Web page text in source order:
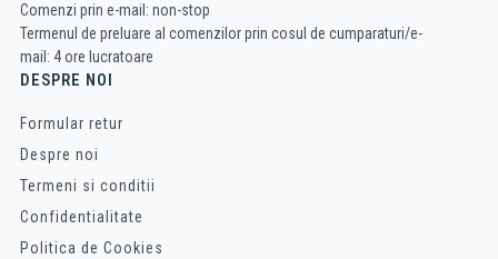
Comenzi prin e-mail: non-stop
Termenul de preluare al comenzilor prin cosul de cumparaturi/e-
mail: 4 ore lucratoare
DESPRE NOI
Formular retur
Despre noi
Termeni si conditii
Confidentialitate
Politica de Cookies